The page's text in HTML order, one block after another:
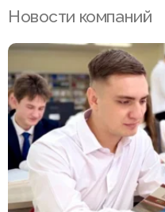
Новости компаний